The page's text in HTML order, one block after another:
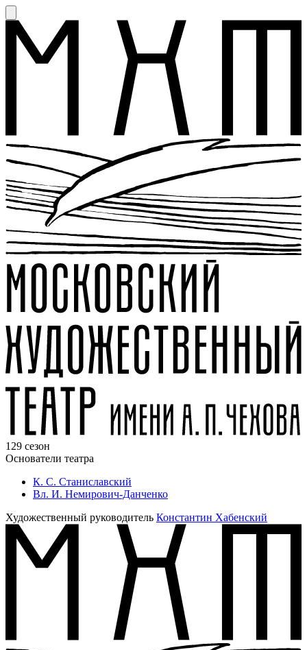
129 сезон
Основатели театра
К. С. Станиславский
Вл. И. Немирович-Данченко
Художественный руководитель Константин Хабенский